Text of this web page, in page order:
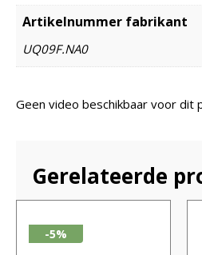
Artikelnummer fabrikant
UQ09F.NA0
Geen video beschikbaar voor dit
Gerelateerde
-5%